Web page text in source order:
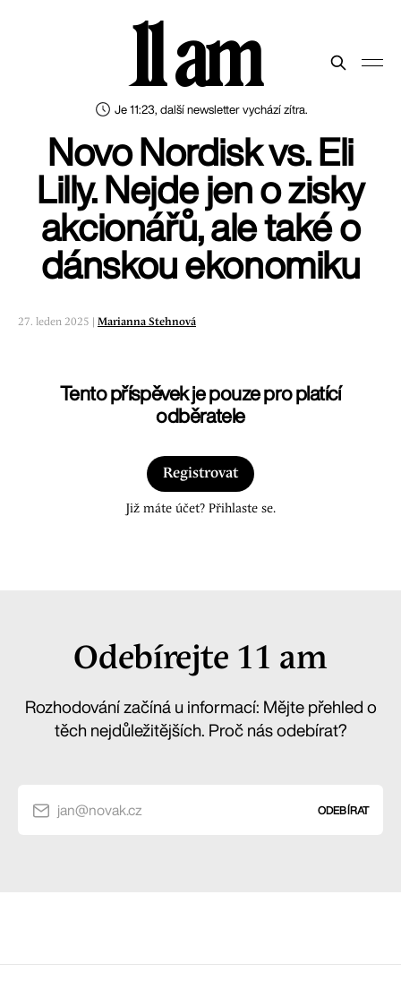
Je 11:23, další newsletter vychází zítra.
11 am
Novo Nordisk vs. Eli
Lilly. Nejde jen o zisky
akcionářů, ale také o
dánskou ekonomiku
27. leden 2025 | Marianna Stehnová
Tento příspěvek je pouze pro platící
odběratele
Registrovat
Již máte účet? Přihlaste se.
Odebírejte 11 am
Rozhodování začíná u informací: Mějte přehled o
těch nejdůležitějších. Proč nás odebírat?
jan@novak.cz ODEBÍRAT